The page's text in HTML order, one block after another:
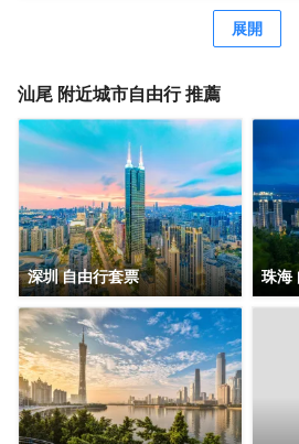
展開
汕尾 附近城市自由行 推薦
深圳 自由行套票 珠海